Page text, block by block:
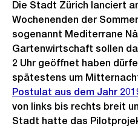
Die Stadt Zürich lanciert
Wochenenden der
sogenannt Mediterrane
Gartenwirtschaft sollen
2 Uhr geöffnet haben
spätestens um
Postulat aus dem Jahr
von links bis rechts breit
Stadt hatte das